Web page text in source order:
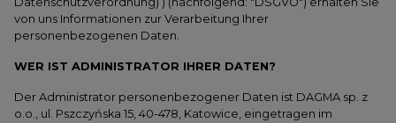
von uns Informationen zur Verarbeitung Ihrer
personenbezogenen Daten.
WER IST ADMINISTRATOR IHRER DATEN?
Der Administrator personenbezogener Daten ist DAGMA sp. z
o.o., ul. Pszczyńska 15, 40-478, Katowice, eingetragen im